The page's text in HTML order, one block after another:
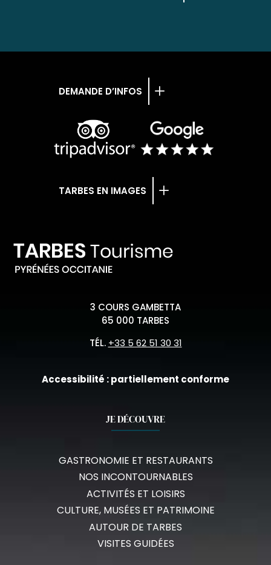
DEMANDE D’INFOS
TARBES EN IMAGES
3 COURS GAMBETTA
65 000 TARBES
TÉL. +33 5 62 51 30 31
Accessibilité : partiellement conforme
JE DÉCOUVRE
GASTRONOMIE ET RESTAURANTS
NOS INCONTOURNABLES
ACTIVITÉS ET LOISIRS
CULTURE, MUSÉES ET PATRIMOINE
AUTOUR DE TARBES
VISITES GUIDÉES